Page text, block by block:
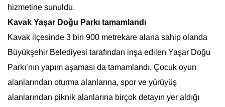
hizmetine sunuldu.
Kavak Yaşar Doğu Parkı tamamlandı
Kavak ilçesinde 3 bin 900 metrekare alana sahip olanda
Büyükşehir Belediyesi tarafından inşa edilen Yaşar Doğu
Parkı’nın yapım aşaması da tamamlandı. Çocuk oyun
alanlarından oturma alanlarına, spor ve yürüyüş
alanlarından piknik alanlarına birçok detayın yer aldığı